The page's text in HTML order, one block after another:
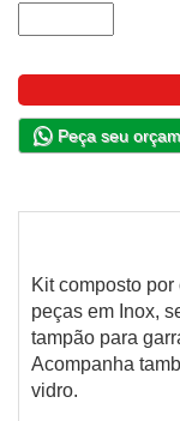
Peça seu
Kit composto
peças em Inox,
tampão para
Acompanha
vidro.